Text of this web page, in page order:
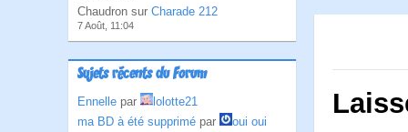
Chaudron sur Charade 212
7 Août, 11:04
Sujets récents du Forum
Ennelle par
lolotte21
ma BD à été supprimé par
oui oui